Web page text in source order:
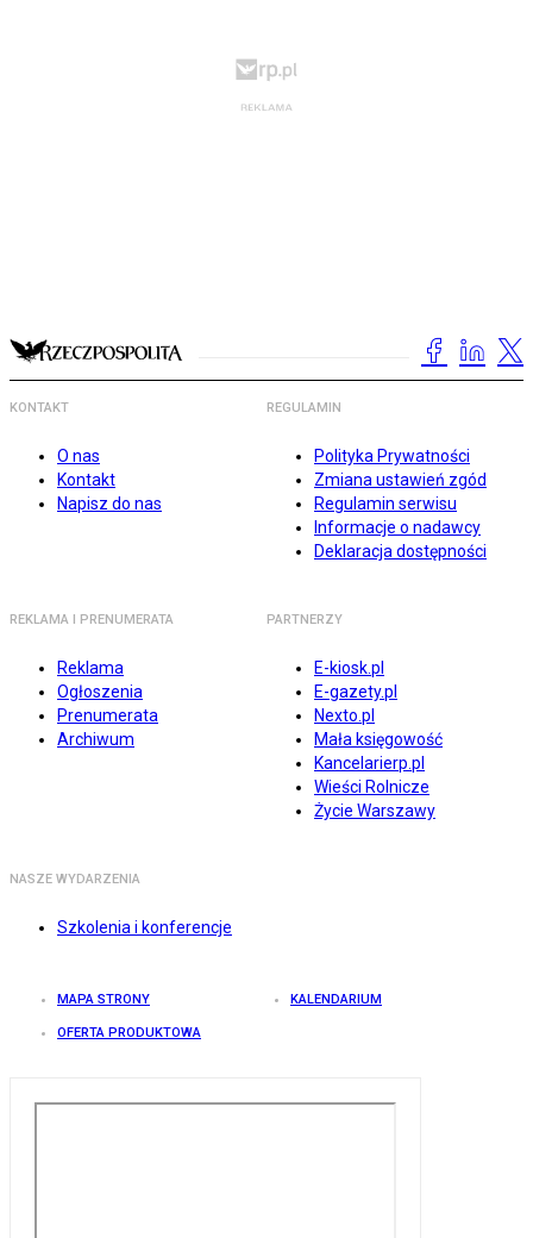
KONTAKT
O nas
Kontakt
Napisz do nas
REGULAMIN
Polityka Prywatności
Zmiana ustawień zgód
Regulamin serwisu
Informacje o nadawcy
Deklaracja dostępności
REKLAMA I PRENUMERATA
Reklama
Ogłoszenia
Prenumerata
Archiwum
PARTNERZY
E-kiosk.pl
E-gazety.pl
Nexto.pl
Mała księgowość
Kancelarierp.pl
Wieści Rolnicze
Życie Warszawy
NASZE WYDARZENIA
Szkolenia i konferencje
MAPA STRONY KALENDARIUM
OFERTA PRODUKTOWA